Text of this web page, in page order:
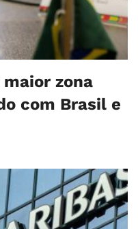
zona
com Brasil e